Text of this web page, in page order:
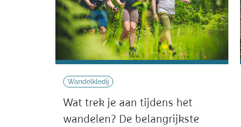
Wandelkledij
Wat trek je aan tijdens het
wandelen? De belangrijkste